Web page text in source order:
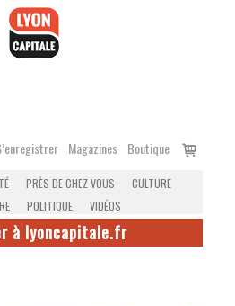
Magazines Boutique
Voir
PRÈS DE CHEZ VOUS
CULTURE
POLITIQUE VIDÉOS
à lyoncapitale.fr